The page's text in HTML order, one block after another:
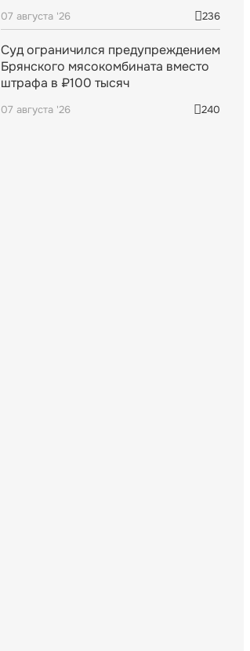
07 августа '26 236
Суд ограничился предупреждением
Брянского мясокомбината вместо
штрафа в ₽100 тысяч
07 августа '26 240